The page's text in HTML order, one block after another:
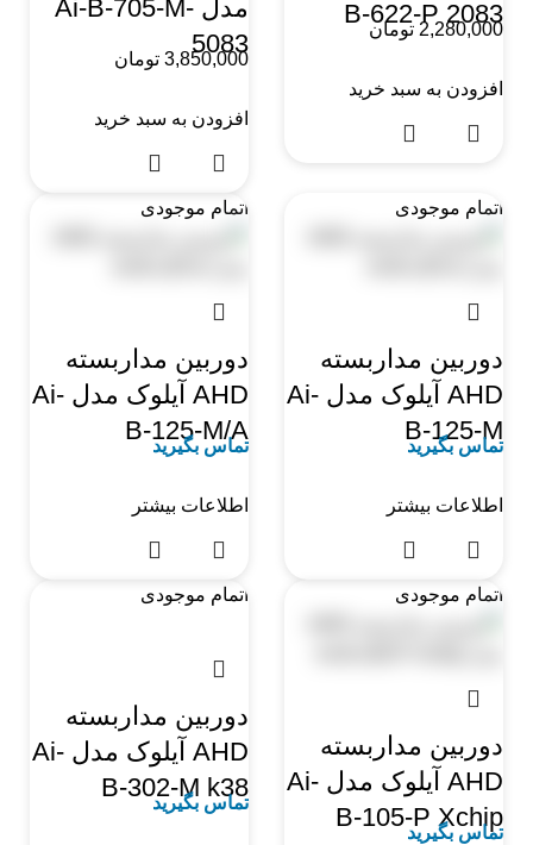
B-622-P 2083
2,280,000 تومان
افزودن به سبد خرید
مدل Ai-B-705-M-
5083
3,850,000 تومان
افزودن به سبد خرید
اتمام موجودی
دوربین مداربسته
AHD آیلوک مدل Ai-
B-125-M
تماس بگیرید
اطلاعات بیشتر
اتمام موجودی
دوربین مداربسته
AHD آیلوک مدل Ai-
B-125-M/A
تماس بگیرید
اطلاعات بیشتر
اتمام موجودی
دوربین مداربسته
AHD آیلوک مدل Ai-
B-105-P Xchip
تماس بگیرید
اتمام موجودی
دوربین مداربسته
AHD آیلوک مدل Ai-
B-302-M k38
تماس بگیرید